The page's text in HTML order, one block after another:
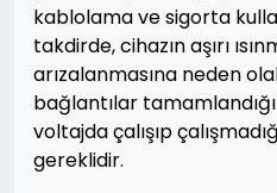
kablolama ve sigorta
takdirde, cihazın aşırı
arızalanmasına neden
bağlantılar
voltajda çalışıp
gereklidir.